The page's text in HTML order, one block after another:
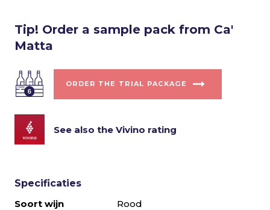
Tip! Order a sample pack from Ca'
Matta
ORDER THE TRIAL PACKAGE
See also the Vivino rating
Specificaties
Soort wijn
Rood